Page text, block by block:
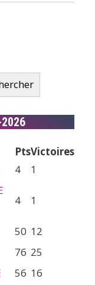
PtsVictoires
4 1
4 1
50 12
76 25
56 16